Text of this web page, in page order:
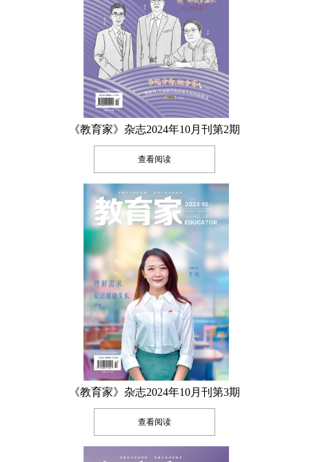
《教育家》杂志2024年10月刊第2期
查看阅读
《教育家》杂志2024年10月刊第3期
查看阅读